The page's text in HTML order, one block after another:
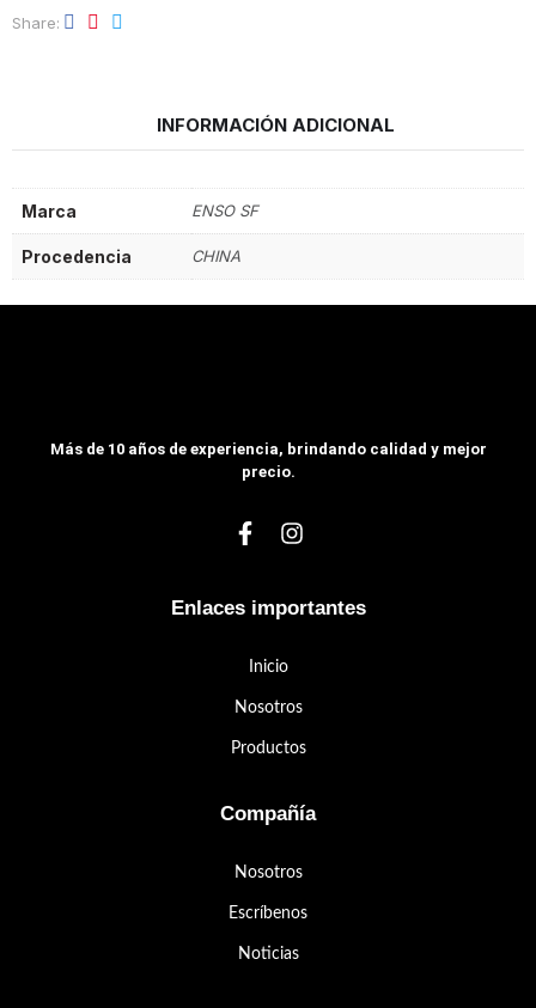
Share
INFORMACIÓN ADICIONAL
Marca ENSO SF
Procedencia CHINA
Más de 10 años de experiencia, brindando calidad y mejor
precio.
Enlaces importantes
Inicio
Nosotros
Productos
Compañía
Nosotros
Escríbenos
Noticias